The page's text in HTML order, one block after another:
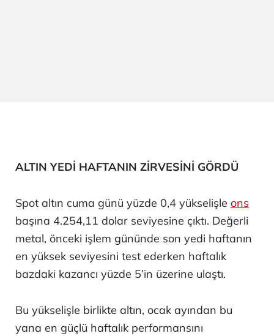
ALTIN YEDİ HAFTANIN ZİRVESİNİ GÖRDÜ
Spot altın cuma günü yüzde 0,4 yükselişle ons
başına 4.254,11 dolar seviyesine çıktı. Değerli
metal, önceki işlem gününde son yedi haftanın
en yüksek seviyesini test ederken haftalık
bazdaki kazancı yüzde 5’in üzerine ulaştı.
Bu yükselişle birlikte altın, ocak ayından bu
yana en güçlü haftalık performansını